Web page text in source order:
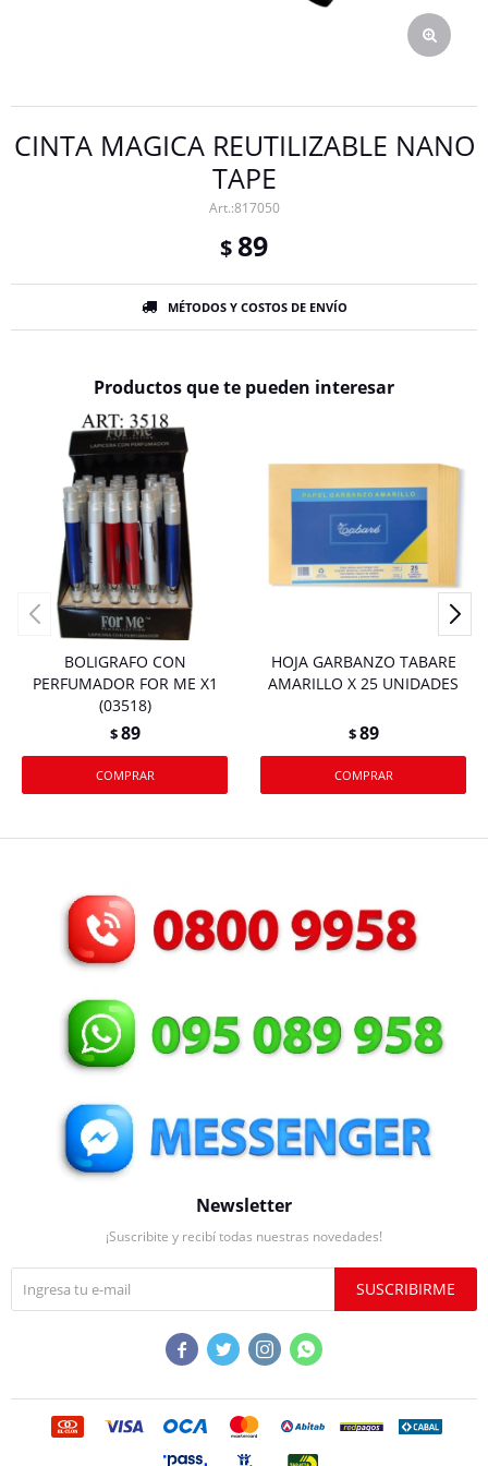
CINTA MAGICA REUTILIZABLE NANO
TAPE
817050
$ 89
MÉTODOS Y COSTOS DE ENVÍO
Productos que te pueden interesar
BOLIGRAFO CON
PERFUMADOR FOR ME X1
(03518)
$89
HOJA GARBANZO TABARE
AMARILLO X 25 UNIDADES
$89
Newsletter
¡Suscribite y recibí todas nuestras novedades!
SUSCRIBIRME
   